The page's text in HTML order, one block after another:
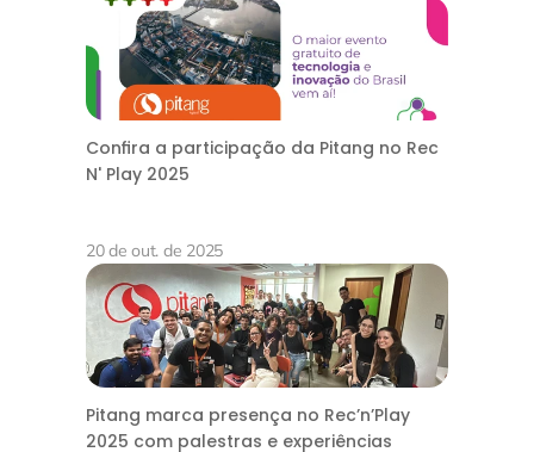
Confira a participação da Pitang no Rec
N' Play 2025
20 de out. de 2025
Pitang marca presença no Rec’n’Play
2025 com palestras e experiências